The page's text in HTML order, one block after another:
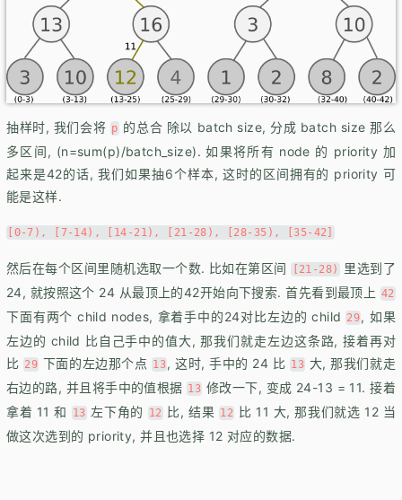
抽样时, 我们会将 p 的总合 除以 batch size, 分成 batch size 那么
多区间, (n=sum(p)/batch_size). 如果将所有 node 的 priority 加
起来是42的话, 我们如果抽6个样本, 这时的区间拥有的 priority 可
能是这样.
[0-7), [7-14), [14-21), [21-28), [28-35), [35-42]
然后在每个区间里随机选取一个数. 比如在第区间 [21-28)
里选到了
24, 就按照这个 24 从最顶上的42开始向下搜索. 首先看到最顶上 42
下面有两个 child nodes, 拿着手中的24对比左边的 child 29, 如果
左边的 child 比自己手中的值大, 那我们就走左边这条路, 接着再对
比 29 下面的左边那个点 13, 这时, 手中的 24 比 13 大, 那我们就走
右边的路, 并且将手中的值根据 13 修改一下, 变成 24-13 = 11. 接着
拿着 11 和
13 左下角的 12 比, 结果 12
比 11 大, 那我们就选 12 当
做这次选到的 priority, 并且也选择 12 对应的数据.